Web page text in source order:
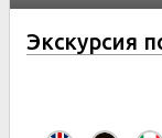
Экскурсия